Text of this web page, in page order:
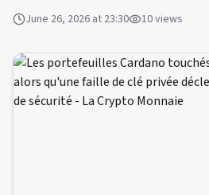
June 26, 2026 at 23:30 10views